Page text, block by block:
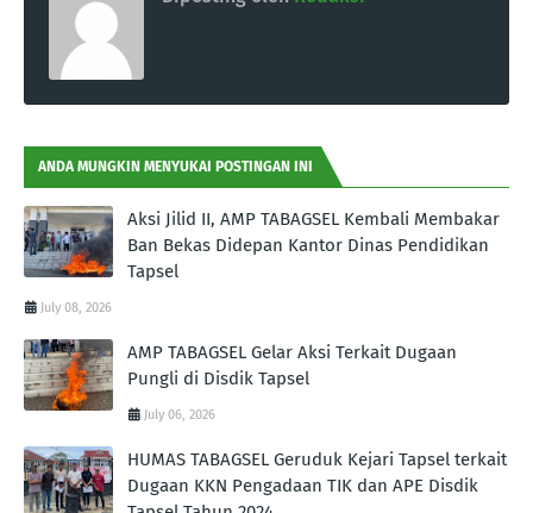
ANDA MUNGKIN MENYUKAI POSTINGAN INI
Aksi Jilid II, AMP TABAGSEL Kembali Membakar
Ban Bekas Didepan Kantor Dinas Pendidikan
Tapsel
July 08, 2026
AMP TABAGSEL Gelar Aksi Terkait Dugaan
Pungli di Disdik Tapsel
July 06, 2026
HUMAS TABAGSEL Geruduk Kejari Tapsel terkait
Dugaan KKN Pengadaan TIK dan APE Disdik